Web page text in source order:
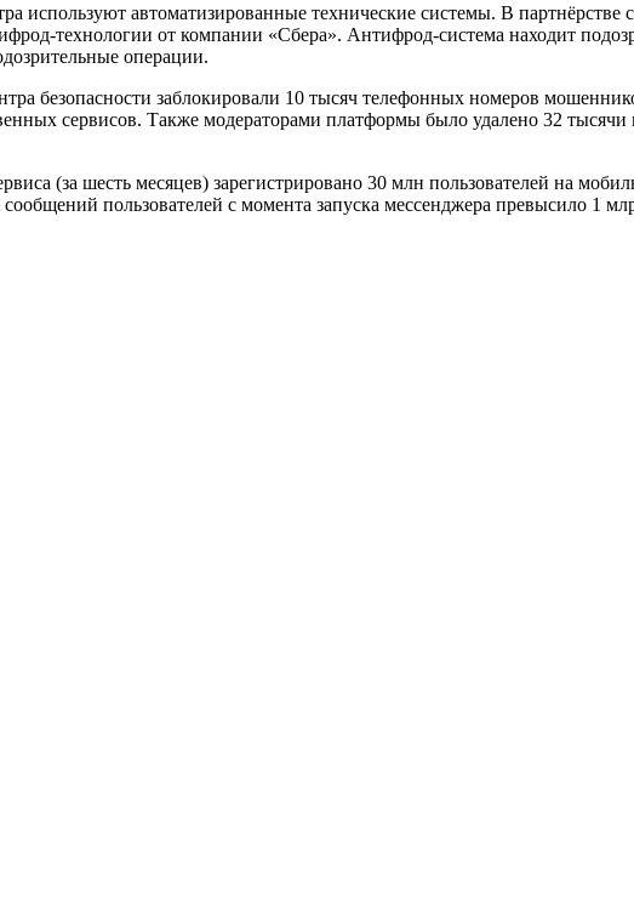
используют автоматизированные технические системы. В партнёрстве
от компании «Сбера». Антифрод‑система находит
операции.
безопасности заблокировали 10 тысяч телефонных номеров
сервисов. Также модераторами платформы было удалено 32
(за шесть месяцев) зарегистрировано 30 млн пользователей на
пользователей с момента запуска мессенджера превысило 1